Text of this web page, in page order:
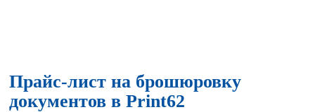
Прайс-лист на брошюровку
документов в Print62